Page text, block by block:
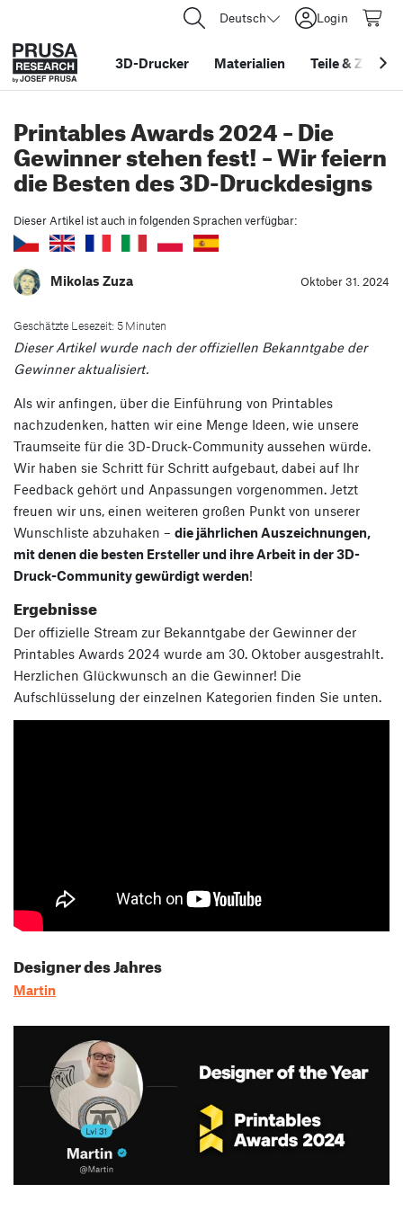
Deutsch Login
3D-Drucker Materialien Teile&
Printables Awards 2024 – Die
Gewinner stehen fest! – Wir feiern
die Besten des 3D-Druckdesigns
Dieser Artikel ist auch in folgenden Sprachen verfügbar:
Mikolas Zuza Oktober 31. 2024
Geschätzte Lesezeit: 5 Minuten
Dieser Artikel wurde nach der offiziellen Bekanntgabe der
Gewinner aktualisiert.
Als wir anfingen, über die Einführung von Printables
nachzudenken, hatten wir eine Menge Ideen, wie unsere
Traumseite für die 3D-Druck-Community aussehen würde.
Wir haben sie Schritt für Schritt aufgebaut, dabei auf Ihr
Feedback gehört und Anpassungen vorgenommen. Jetzt
freuen wir uns, einen weiteren großen Punkt von unserer
Wunschliste abzuhaken – die jährlichen Auszeichnungen,
mit denen die besten Ersteller und ihre Arbeit in der 3D-
Druck-Community gewürdigt werden!
Ergebnisse
Der offizielle Stream zur Bekanntgabe der Gewinner der
Printables Awards 2024 wurde am 30. Oktober ausgestrahlt.
Herzlichen Glückwunsch an die Gewinner! Die
Aufschlüsselung der einzelnen Kategorien finden Sie unten.
Designer des Jahres
Martin